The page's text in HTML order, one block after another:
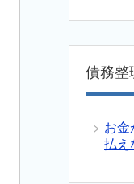
債務整
お金
払え